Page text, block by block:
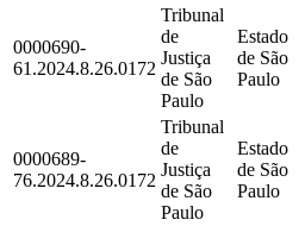
0000690-
61.2024.8.26.0172
Tribunal
de
Justiça
de São
Paulo
Estado
de São
Paulo
0000689-
76.2024.8.26.0172
Tribunal
de
Justiça
de São
Paulo
Estado
de São
Paulo